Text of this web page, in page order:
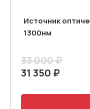
Источник
1300нм
33 000 ₽
31 350 ₽